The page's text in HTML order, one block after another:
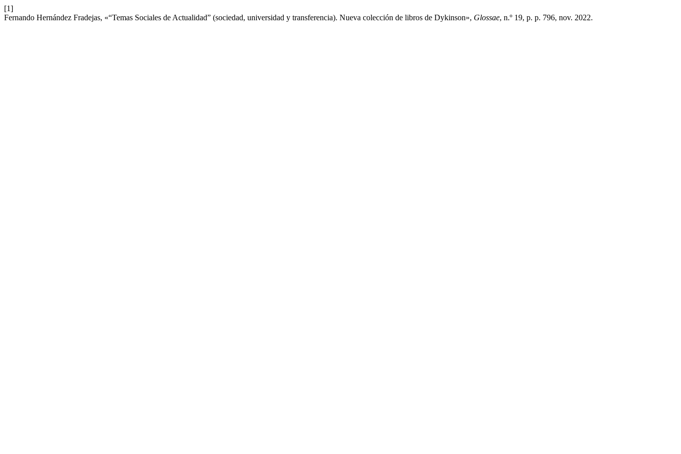
[1]
Fernando Hernández Fradejas, «“Temas Sociales de Actualidad” (sociedad, universidad y transferencia). Nueva colección de libros de Dykinson», Glossae, n.º 19, p. p. 796, nov. 2022.